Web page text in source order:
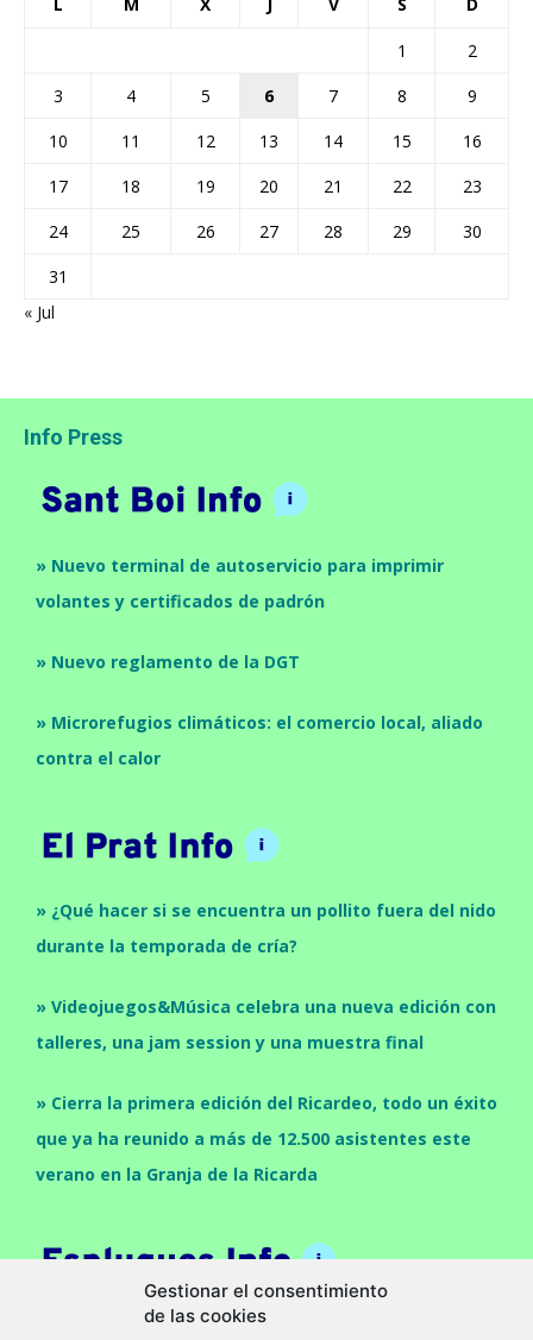
Gestionar el consentimiento
de las cookies
1
2
3
4 5 6 7 8
9
10
11 12 13 14 15
16
17
18 19 20 21 22
23
24
25 26 27 28 29
30
31
« Jul
Info Press
» Nuevo terminal de autoservicio para imprimir
volantes y certificados de padrón
» Nuevo reglamento de la DGT
» Microrefugios climáticos: el comercio local, aliado
contra el calor
» ¿Qué hacer si se encuentra un pollito fuera del nido
durante la temporada de cría?
» Videojuegos&Música celebra una nueva edición con
talleres, una jam session y una muestra final
» Cierra la primera edición del Ricardeo, todo un éxito
que ya ha reunido a más de 12.500 asistentes este
verano en la Granja de la Ricarda